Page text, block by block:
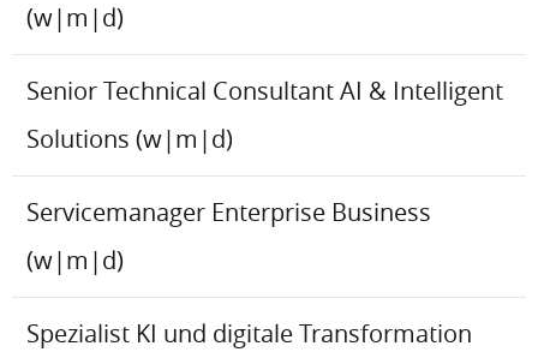
(w|m|d)
Senior Technical Consultant AI & Intelligent
Solutions (w|m|d)
Servicemanager Enterprise Business
(w|m|d)
Spezialist KI und digitale Transformation